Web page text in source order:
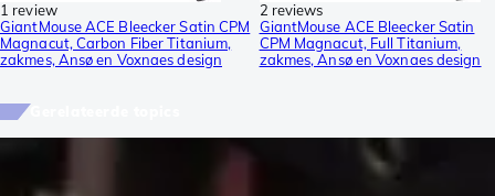
1 review
GiantMouse ACE Bleecker Satin CPM
Magnacut, Carbon Fiber Titanium,
zakmes, Ansø en Voxnaes design
2 reviews
GiantMouse ACE Bleecker Satin
CPM Magnacut, Full Titanium,
zakmes, Ansø en Voxnaes design